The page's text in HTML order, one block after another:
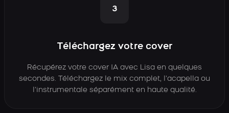
3
Téléchargez votre cover
Récupérez votre cover IA avec Lisa en quelques
secondes. Téléchargez le mix complet, l’acapella ou
l’instrumentale séparément en haute qualité.